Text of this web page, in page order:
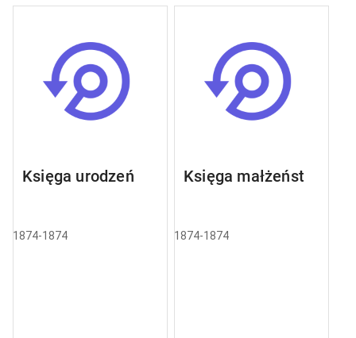
Księga urodzeń
1874-1874
Księga małżeństw
1874-1874